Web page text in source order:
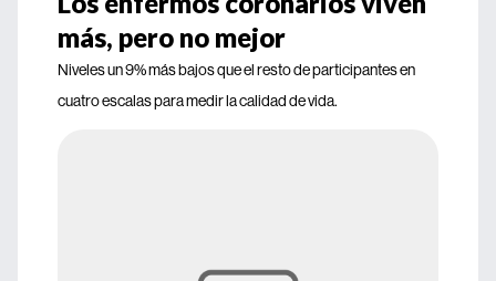
más, pero no mejor
Niveles un 9% más bajos que el resto de participantes en
cuatro escalas para medir la calidad de vida.